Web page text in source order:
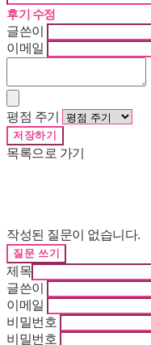
후기 수정
글쓴이
이메일
평점 주기
저장하기
목록으로 가기
작성된 질문이 없습니다.
질문 쓰기
제목
글쓴이
이메일
비밀번호
비밀번호